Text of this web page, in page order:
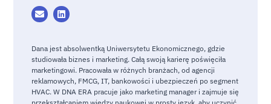
Dana jest absolwentką Uniwersytetu Ekonomicznego, gdzie
studiowała biznes i marketing. Całą swoją karierę poświęciła
marketingowi. Pracowała w różnych branżach, od agencji
reklamowych, FMCG, IT, bankowości i ubezpieczeń po segment
HVAC. W DNA ERA pracuje jako marketing manager i zajmuje się